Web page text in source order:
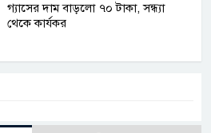
গ্যাসের দাম বাড়লো ৭০ টাকা, সন্ধ্যা
থেকে কার্যকর